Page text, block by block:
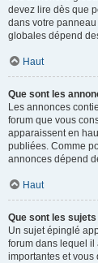
devez lire dès que
dans votre
globales dépend
Haut
Que sont les
Les annonces
forum que vous
apparaissent en
publiées. Comme
annonces dépend
Haut
Que sont les
Un sujet épinglé
forum dans lequel il
importantes et